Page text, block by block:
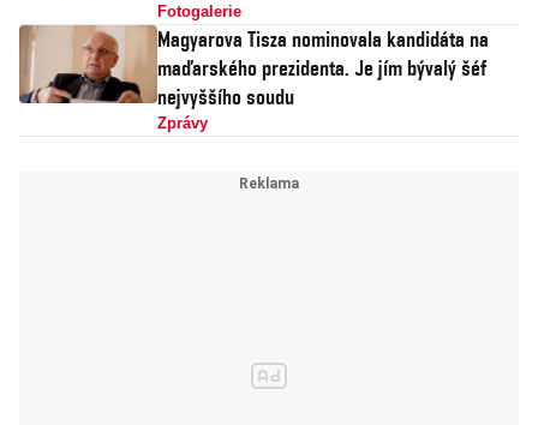
Fotogalerie
Magyarova Tisza nominovala kandidáta na
maďarského prezidenta. Je jím bývalý šéf
nejvyššího soudu
Zprávy